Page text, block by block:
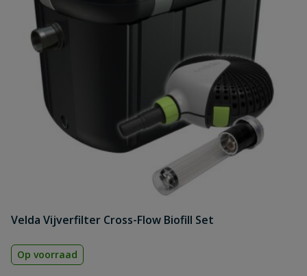
Velda Vijverfilter Cross-Flow Biofill Set
Op voorraad